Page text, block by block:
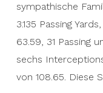
sympathische
3.135 Passing
63.59, 31 Passing
sechs
von 108.65. Diese